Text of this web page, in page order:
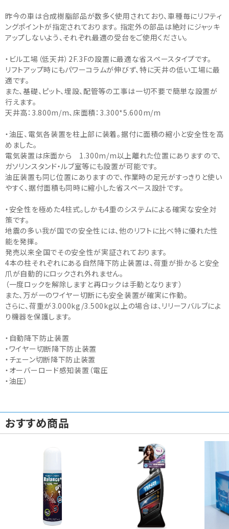
昨今の車は合成樹脂部品が数多く使用されており、車種毎にリフティ
ングポイントが指定されております。 指定外の部品は絶対にジャッキ
アップしないよう、それぞれ最適の受台をご使用ください。
・ビル工場（低天井）2F.3Fの設置に最適な省スペースタイプです。
リフトアップ時にもパワーコラムが伸びず、特に天井の低い工場に最
適です。
また、基礎、ピット、埋設、配管等の工事は一切不要で簡単な設置が
行えます。
天井高：3.800m/m、床面積：3.300*5.600m/m
・油圧、電気各装置を柱上部に装着。据付に面積の縮小と安全性を高
めました。
電気装置は床面から 1.300m/m以上離れた位置にありますので、
ガソリンスタンド・ルブ室等にも設置が可能です。
油圧装置も同じ位置にありますので、作業時の足元がすっきりと使い
やすく、据付面積も同時に縮小した省スペース設計です。
・安全性を極めた4柱式。しかも4重のシステムによる確実な安全対
策です。
地震の多い我が国での安全性には、他のリフトに比べ特に優れた性
能を発揮。
発売以来全国でその安全性が実証されております。
4本の柱それぞれにある自然降下防止装置は、荷重が掛かると安全
爪が自動的にロックされ外れません。
（一度ロックを解除しますと再ロックは手動となります）
また、万が一のワイヤー切断にも安全装置が確実に作動。
さらに、荷重が3.000kg/3.500kg以上の場合は、リリーフバルブによ
り機器を保護します。
・自動降下防止装置
・ワイヤー切断降下防止装置
・チェーン切断降下防止装置
・オーバーロード感知装置（電圧
・油圧）
おすすめ商品